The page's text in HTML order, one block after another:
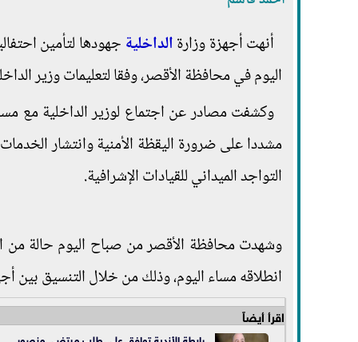
أنهت أجهزة وزارةالداخلية جهودها لتأمين
اليوم في محافظة الأقصر، وفقا لتعليمات وزير
وكشفت مصادر عن اجتماع لوزير الداخلية مع
مشددا على ضرورة اليقظة الأمنية وانتشار
التواجد الميداني للقيادات الإشرافية.
وشهدت محافظة الأقصر من صباح اليوم حالة من
انطلاقه مساء اليوم، وذلك من خلال التنسيق بين
اقرأ أيضاً